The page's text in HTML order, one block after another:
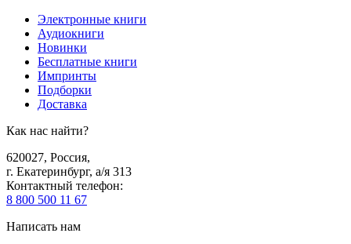
Электронные книги
Аудиокниги
Новинки
Бесплатные книги
Импринты
Подборки
Доставка
Как нас найти?
620027, Россия,
г. Екатеринбург, а/я 313
Контактный телефон:
8 800 500 11 67
Написать нам